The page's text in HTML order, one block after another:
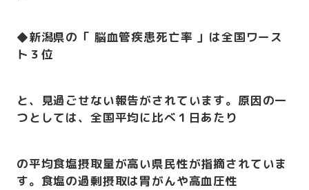
◆新潟県の「 脳血管疾患死亡率 」は全国ワース
ト３位
と、見過ごせない報告がされています。原因の一
つとしては、全国平均に比べ１日あたり
の平均食塩摂取量が高い県民性が指摘されていま
す。食塩の過剰摂取は胃がんや高血圧性